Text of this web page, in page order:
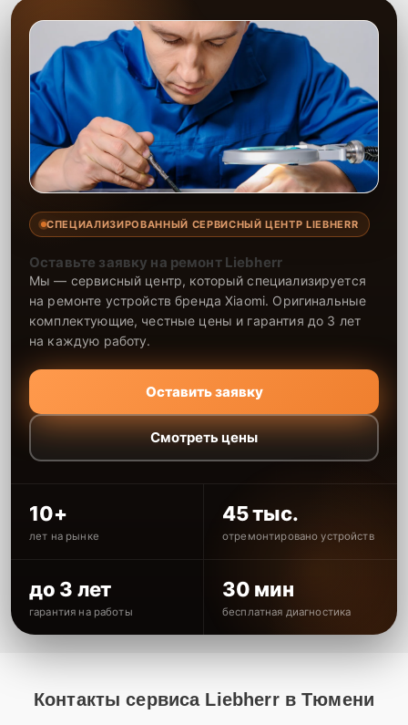
СПЕЦИАЛИЗИРОВАННЫЙ СЕРВИСНЫЙ ЦЕНТР LIEBHERR
Оставьте заявку на ремонт Liebherr
Мы — сервисный центр, который специализируется
на ремонте устройств бренда Xiaomi. Оригинальные
комплектующие, честные цены и гарантия до 3 лет
на каждую работу.
Оставить заявку
Смотреть цены
10+
лет на рынке
45 тыс.
отремонтировано устройств
до 3 лет
гарантия на работы
30 мин
бесплатная диагностика
Контакты сервиса Liebherr в Тюмени